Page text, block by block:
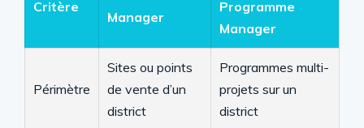
Critère
Manager
Programme
Manager
Périmètre
Sites ou points
de vente d’un
district
Programmes multi-
projets sur un
district